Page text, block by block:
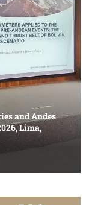
and Andes
Lima,